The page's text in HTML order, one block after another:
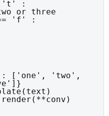
: ['one', 'two',